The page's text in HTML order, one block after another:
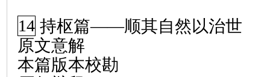
14 持枢篇——顺其自然以治世
原文意解
本篇版本校勘